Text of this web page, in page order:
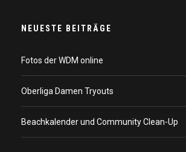
NEUESTE BEITRÄGE
Fotos der WDM online
Oberliga Damen Tryouts
Beachkalender und Community Clean-Up